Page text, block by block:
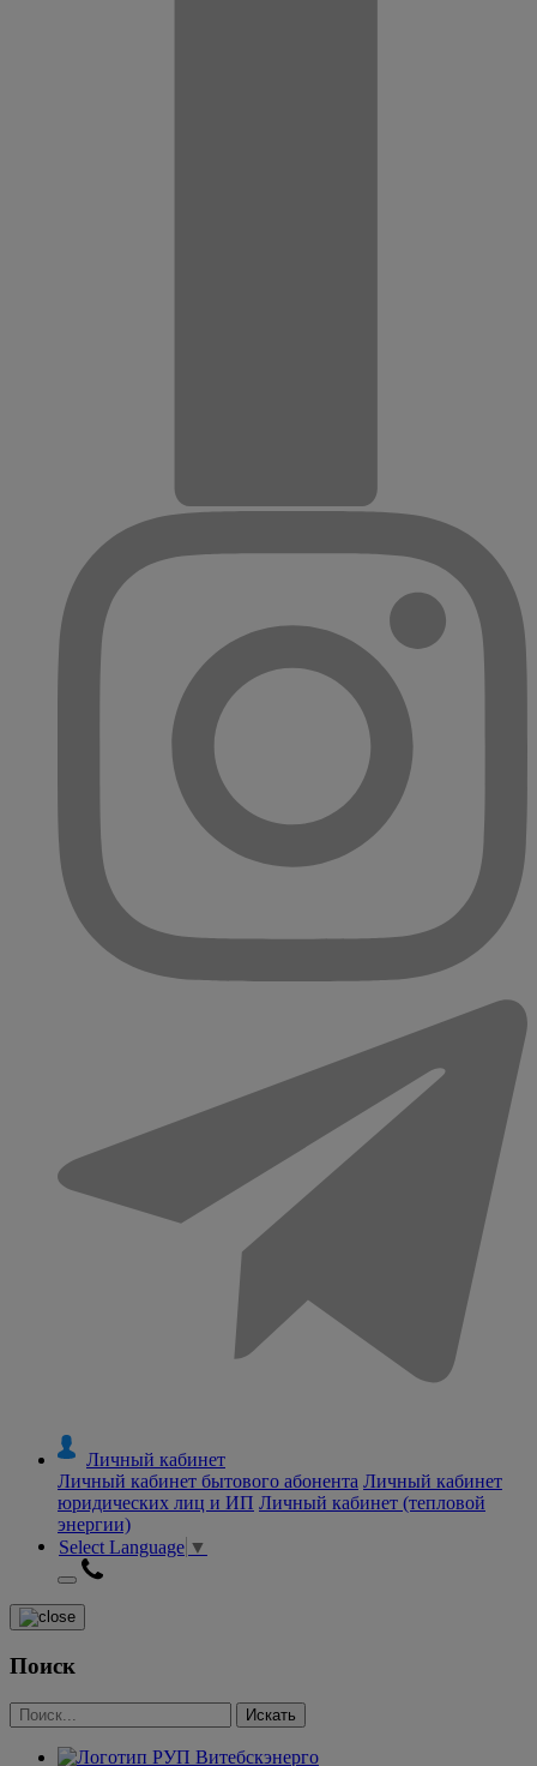
Личный кабинет
Личный кабинет бытового абонента Личный кабинет
юридических лиц и ИП Личный кабинет (тепловой
энергии)
Select Language ▼
Поиск